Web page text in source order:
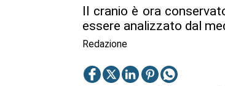
Il cranio è ora
essere analizzato dal
Redazione